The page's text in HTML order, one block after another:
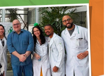
AOS
DAS UTIs
ARISTIDES